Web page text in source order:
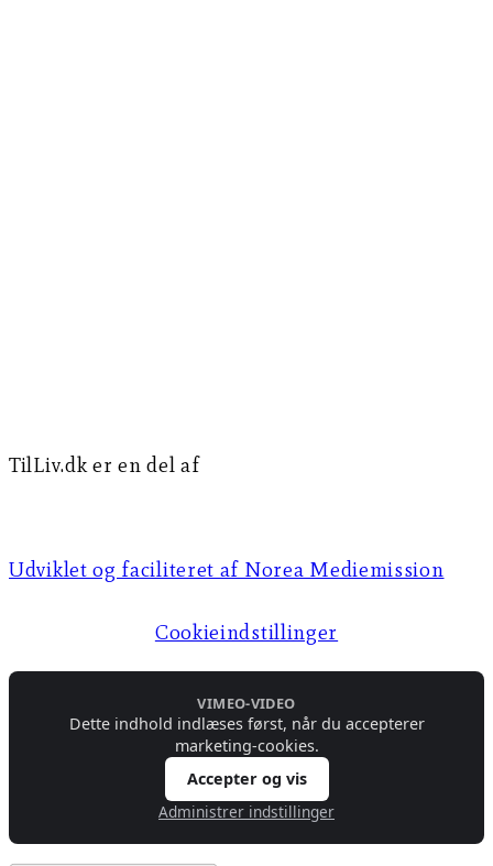
TilLiv.dk er en del af
Udviklet og faciliteret af Norea Mediemission​​
Cookieindstillinger